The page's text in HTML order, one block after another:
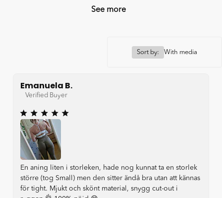
See more
Sort by: With media
Emanuela B.
Verified Buyer
En aning liten i storleken, hade nog kunnat ta en storlek
större (tog Small) men den sitter ändå bra utan att kännas
för tight. Mjukt och skönt material, snygg cut-out i